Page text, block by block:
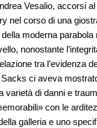
Vesalio, accorsi
nel corso di una
della moderna
nonostante
tra l’evidenza
ci aveva
varietà di danni e
con le
galleria e uno